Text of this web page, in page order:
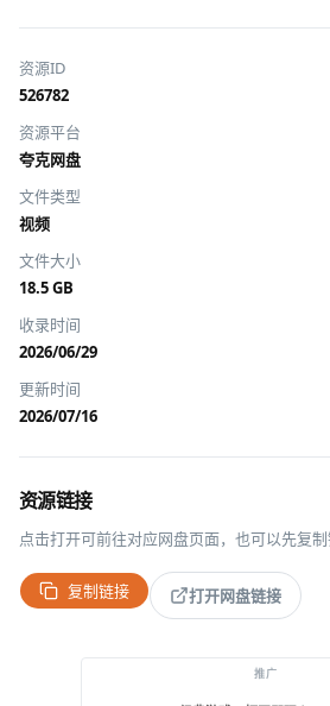
资源ID
526782
资源平台
夸克网盘
文件类型
视频
文件大小
18.5 GB
收录时间
2026/06/29
更新时间
2026/07/16
资源链接
点击打开可前往对应网盘页面，也可以先复制
复制链接 打开网盘链接
推广